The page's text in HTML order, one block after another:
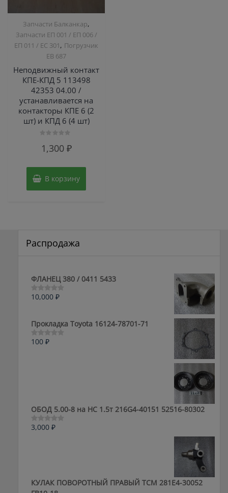
Запчасти Балканкар,
Запчасти ЕП 001 / ЕП 006 /
ЕП 011 / ЕС 301, Погрузчик
ЕВ 687
Неподвижный контакт
КПЕ-КПД 5 113498
42353 04.00 /
устанавливается на
контакторы КПЕ 6 (2
шт) и КПД 6 (4 шт)
01,300 ₽
В корзину
Распродажа
ФЛАНЕЦ 380 / 0411 5433
Оценка
5
10,000 ₽
Прокладка Toyota 16124-78701-71
Оценка
100 ₽
ОБОД 5.00-8 на HC 1.5т 216G4-40151 52516-80302
Оценка
3,000 ₽
КУЛАК ПОВОРОТНЫЙ ПРАВЫЙ ТСМ 281E4-30052